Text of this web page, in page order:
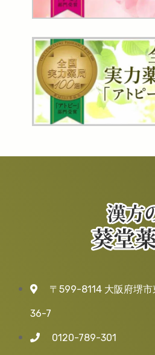
〒599-8114 大阪府堺
36-7
0120-789-301